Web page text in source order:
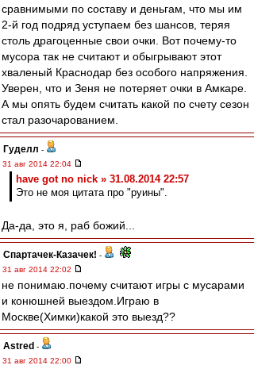
сравнимыми по составу и деньгам, что мы им
2-й год подряд уступаем без шансов, теряя
столь драгоценные свои очки. Вот почему-то
мусора так не считают и обыгрывают этот
хваленый Краснодар без особого напряжения.
Уверен, что и Зеня не потеряет очки в Амкаре.
А мы опять будем считать какой по счету сезон
стал разочарованием.
Гуделл -
31 авг 2014 22:04
have got no nick » 31.08.2014 22:57
Это не моя цитата про "руины".
Да-да, это я, раб божий...
Спартачек-Казачек! -
31 авг 2014 22:02
не понимаю.почему считают игры с мусарами
и конюшней выездом.Играю в
Москве(Химки)какой это выезд??
Astred -
31 авг 2014 22:00